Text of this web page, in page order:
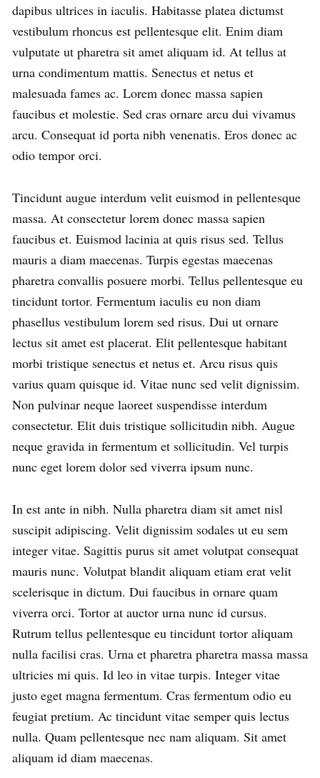
dapibus ultrices in iaculis. Habitasse platea dictumst
vestibulum rhoncus est pellentesque elit. Enim diam
vulputate ut pharetra sit amet aliquam id. At tellus at
urna condimentum mattis. Senectus et netus et
malesuada fames ac. Lorem donec massa sapien
faucibus et molestie. Sed cras ornare arcu dui vivamus
arcu. Consequat id porta nibh venenatis. Eros donec ac
odio tempor orci.
Tincidunt augue interdum velit euismod in pellentesque
massa. At consectetur lorem donec massa sapien
faucibus et. Euismod lacinia at quis risus sed. Tellus
mauris a diam maecenas. Turpis egestas maecenas
pharetra convallis posuere morbi. Tellus pellentesque eu
tincidunt tortor. Fermentum iaculis eu non diam
phasellus vestibulum lorem sed risus. Dui ut ornare
lectus sit amet est placerat. Elit pellentesque habitant
morbi tristique senectus et netus et. Arcu risus quis
varius quam quisque id. Vitae nunc sed velit dignissim.
Non pulvinar neque laoreet suspendisse interdum
consectetur. Elit duis tristique sollicitudin nibh. Augue
neque gravida in fermentum et sollicitudin. Vel turpis
nunc eget lorem dolor sed viverra ipsum nunc.
In est ante in nibh. Nulla pharetra diam sit amet nisl
suscipit adipiscing. Velit dignissim sodales ut eu sem
integer vitae. Sagittis purus sit amet volutpat consequat
mauris nunc. Volutpat blandit aliquam etiam erat velit
scelerisque in dictum. Dui faucibus in ornare quam
viverra orci. Tortor at auctor urna nunc id cursus.
Rutrum tellus pellentesque eu tincidunt tortor aliquam
nulla facilisi cras. Urna et pharetra pharetra massa massa
ultricies mi quis. Id leo in vitae turpis. Integer vitae
justo eget magna fermentum. Cras fermentum odio eu
feugiat pretium. Ac tincidunt vitae semper quis lectus
nulla. Quam pellentesque nec nam aliquam. Sit amet
aliquam id diam maecenas.